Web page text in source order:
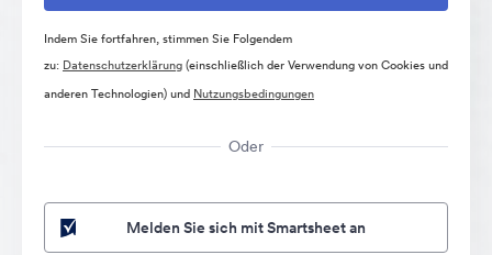
Indem Sie fortfahren, stimmen Sie Folgendem
zu: Datenschutzerklärung(einschließlich der Verwendung von Cookies und
anderen Technologien) und Nutzungsbedingungen
Oder
Melden Sie sich mit Smartsheet an